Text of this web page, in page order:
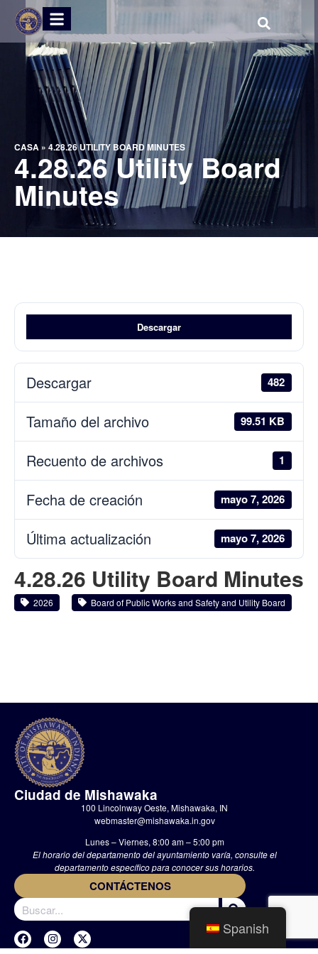
CASA » 4.28.26 UTILITY BOARD MINUTES
4.28.26 Utility Board
Minutes
Descargar
Descargar 482
Tamaño del archivo 99.51 KB
Recuento de archivos 1
Fecha de creación mayo 7, 2026
Última actualización mayo 7, 2026
4.28.26 Utility Board Minutes
2026 Board of Public Works and Safety and Utility Board
Ciudad de Mishawaka
100 Lincolnway Oeste, Mishawaka, IN
webmaster@mishawaka.in.gov
Lunes – Viernes, 8:00 am – 5:00 pm
El horario del departamento del ayuntamiento varía, consulte el
departamento específico para conocer sus horarios.
CONTÁCTENOS
Spanish